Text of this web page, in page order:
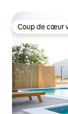
Coup de cœur
Coup de cœur